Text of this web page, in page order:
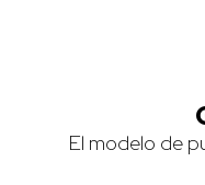
El modelo de